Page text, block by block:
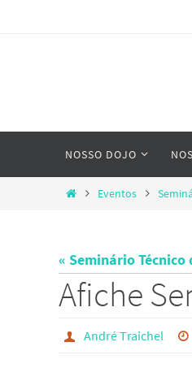
content
NOSSO DOJO
HomeEventos
« Seminário
Afiche
André Traichel